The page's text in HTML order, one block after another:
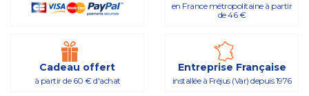
en France métropolitaine à partir
de 46 €
Cadeau offert
à partir de 60 € d'achat
Entreprise Française
installée à Fréjus (Var) depuis 1976